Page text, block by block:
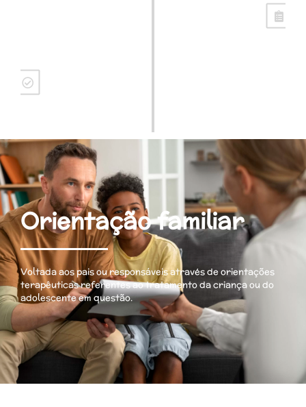
Orientação familiar
Voltada aos pais ou responsáveis através de orientações
terapêuticas referentes ao tratamento da criança ou do
adolescente em questão.